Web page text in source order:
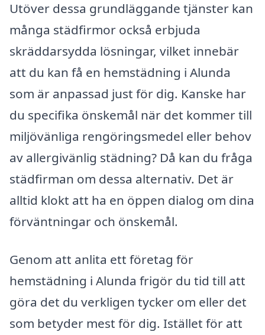
Utöver dessa grundläggande tjänster kan
många städfirmor också erbjuda
skräddarsydda lösningar, vilket innebär
att du kan få en hemstädning i Alunda
som är anpassad just för dig. Kanske har
du specifika önskemål när det kommer till
miljövänliga rengöringsmedel eller behov
av allergivänlig städning? Då kan du fråga
städfirman om dessa alternativ. Det är
alltid klokt att ha en öppen dialog om dina
förväntningar och önskemål.
Genom att anlita ett företag för
hemstädning i Alunda frigör du tid till att
göra det du verkligen tycker om eller det
som betyder mest för dig. Istället för att